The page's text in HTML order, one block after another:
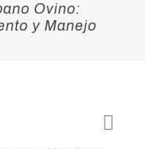
Ovino:
y Manejo